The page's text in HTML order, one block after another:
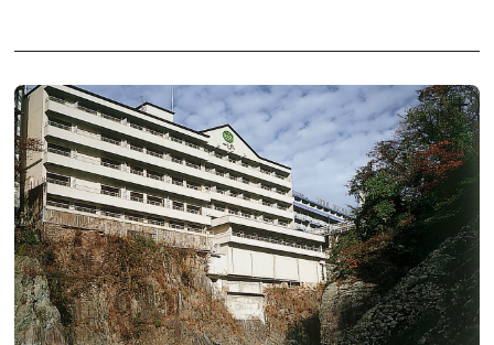
杜氏が丹精込めて造った地酒を、是非この機会にお試しください。
鬼怒川温泉に着いて一杯、お帰りの電車待ちのお時間になど、お気
軽にご利用いただけましたら幸いです。
(※写真はイメージです)
鬼怒川温泉地酒まつり『鬼喜酒 ききざけ』
【期間】 2025年5月17日（土）～6月29日（日）
土･日限定
【時間】 9:30～15:30
【場所】 鬼怒川・川治温泉観光情報センター（東武鉄道「鬼怒川